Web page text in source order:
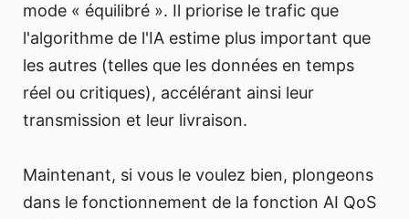
mode « équilibré ». Il priorise le trafic que
l'algorithme de l'IA estime plus important que
les autres (telles que les données en temps
réel ou critiques), accélérant ainsi leur
transmission et leur livraison.
Maintenant, si vous le voulez bien, plongeons
dans le fonctionnement de la fonction AI QoS